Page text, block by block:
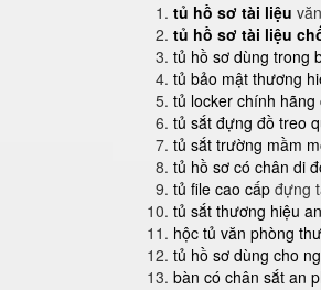
tủ hồ sơ tài liệu
tủ hồ sơ tài liệu
tủ hồ sơ dùng trong
tủ bảo mật thương
tủ locker chính hãng
tủ sắt đựng đồ treo
tủ sắt trường mầm
tủ hồ sơ có chân di
tủ file cao cấp đựng
tủ sắt thương hiệu
hộc tủ văn phòng
tủ hồ sơ dùng cho
bàn có chân sắt an